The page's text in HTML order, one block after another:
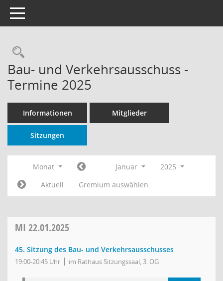
Toggle navigation
Rechercheauswahl
Bau- und Verkehrsausschuss -
Termine 2025
Informationen Mitglieder
Sitzungen
Monat Januar
2025
Aktuell
Gremium auswählen
MI 22.01.2025
45. Sitzung des Bau- und Verkehrsausschusses
19:00-20:45 Uhr im Rathaus Sitzungssaal, 3. OG